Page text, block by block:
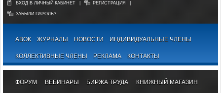
ВХОД В ЛИЧНЫЙ КАБИНЕТ РЕГИСТРАЦИЯ
ЗАБЫЛИ ПАРОЛЬ?
АВОК ЖУРНАЛЫ НОВОСТИ ИНДИВИДУАЛЬНЫЕ ЧЛЕНЫ
КОЛЛЕКТИВНЫЕ ЧЛЕНЫ РЕКЛАМА КОНТАКТЫ
ФОРУМ ВЕБИНАРЫ БИРЖА ТРУДА КНИЖНЫЙ МАГАЗИН